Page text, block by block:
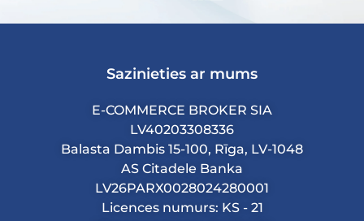
Sazinieties ar mums
E-COMMERCE BROKER SIA
LV40203308336
Balasta Dambis 15-100, Rīga, LV-1048
AS Citadele Banka
LV26PARX0028024280001
Licences numurs: KS - 21